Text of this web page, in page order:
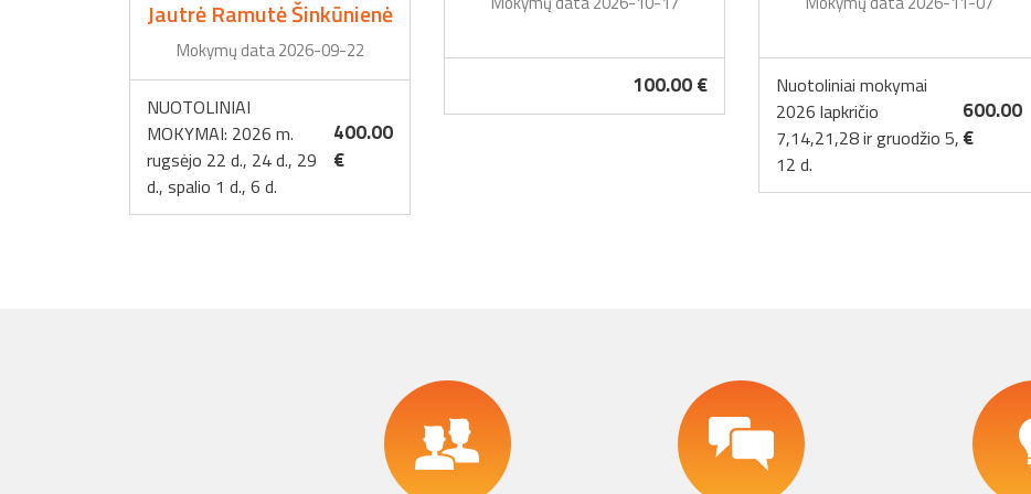
Jautrė Ramutė Šinkūnienė
Mokymų data 2026-09-22
NUOTOLINIAI
MOKYMAI: 2026 m.
rugsėjo 22 d., 24 d., 29
d., spalio 1 d., 6 d.
400.00
€
100.00 €
Nuotoliniai mokymai
2026 lapkričio
7,14,21,28 ir gruodžio 5,
12 d.
600.00
€